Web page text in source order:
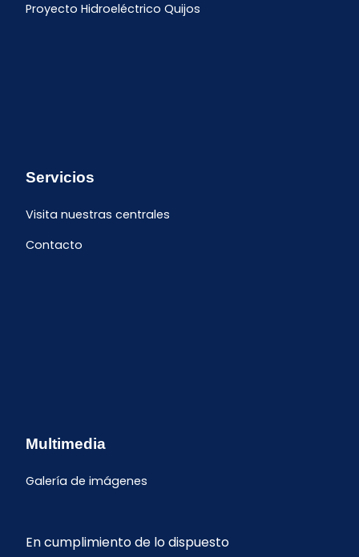
Proyecto Hidroeléctrico Quijos
Servicios
Visita nuestras centrales
Contacto
Multimedia
Galería de imágenes
En cumplimiento de lo dispuesto